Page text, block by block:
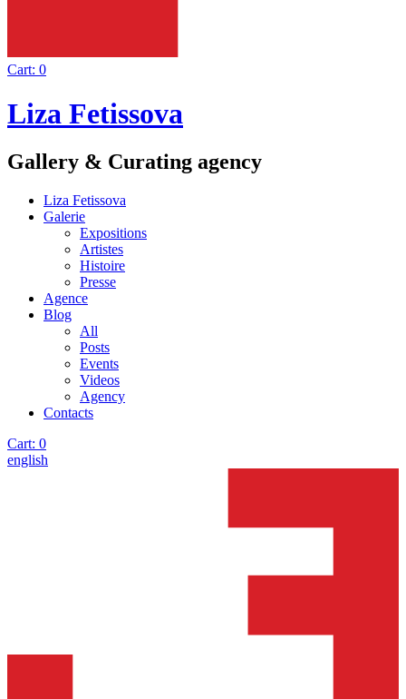
Cart: 0
Liza Fetissova
Gallery & Curating agency
Liza Fetissova
Galerie
Expositions
Artistes
Histoire
Presse
Agence
Blog
All
Posts
Events
Videos
Agency
Contacts
Cart: 0
english